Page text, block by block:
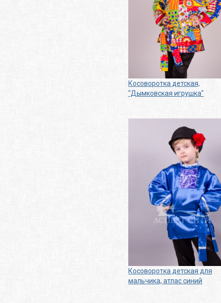
Косоворотка детская,
"Дымковская игрушка"
Косоворотка детская для
мальчика, атлас синий